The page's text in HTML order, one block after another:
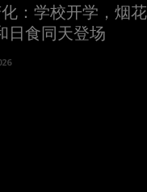
：学校开学，烟
日食同天登场